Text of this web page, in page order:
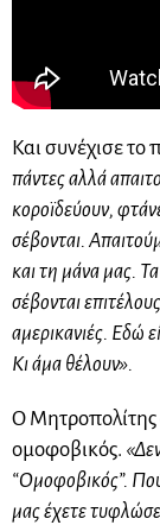
Και συνέχισε το
πάντες αλλά
κοροϊδεύουν,
σέβονται.
και τη μάνα μας.
σέβονται
αμερικανιές. Εδώ
Κι άμα θέλουν».
Ο Μητροπολίτης
ομοφοβικός.
“Ομοφοβικός”.
μας έχετε